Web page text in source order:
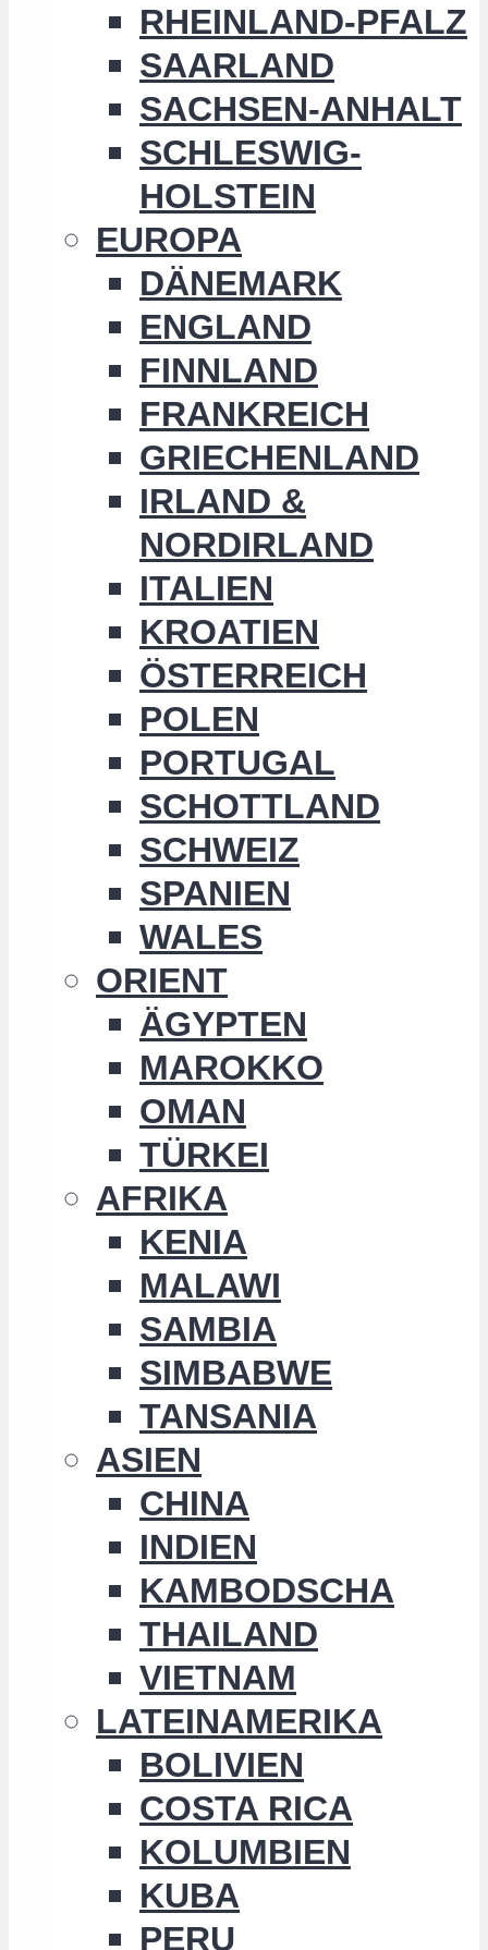
RHEINLAND-PFALZ
SAARLAND
SACHSEN-ANHALT
SCHLESWIG-
HOLSTEIN
EUROPA
DÄNEMARK
ENGLAND
FINNLAND
FRANKREICH
GRIECHENLAND
IRLAND &
NORDIRLAND
ITALIEN
KROATIEN
ÖSTERREICH
POLEN
PORTUGAL
SCHOTTLAND
SCHWEIZ
SPANIEN
WALES
ORIENT
ÄGYPTEN
MAROKKO
OMAN
TÜRKEI
AFRIKA
KENIA
MALAWI
SAMBIA
SIMBABWE
TANSANIA
ASIEN
CHINA
INDIEN
KAMBODSCHA
THAILAND
VIETNAM
LATEINAMERIKA
BOLIVIEN
COSTA RICA
KOLUMBIEN
KUBA
PERU